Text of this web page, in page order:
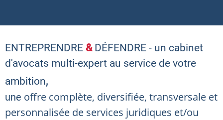
ENTREPRENDRE &DÉFENDRE - un cabinet
d'avocats multi-expert au service de votre
ambition,
une offre complète, diversifiée, transversale et
personnalisée de services juridiques et/ou